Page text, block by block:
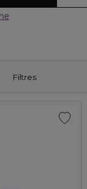
Filtres